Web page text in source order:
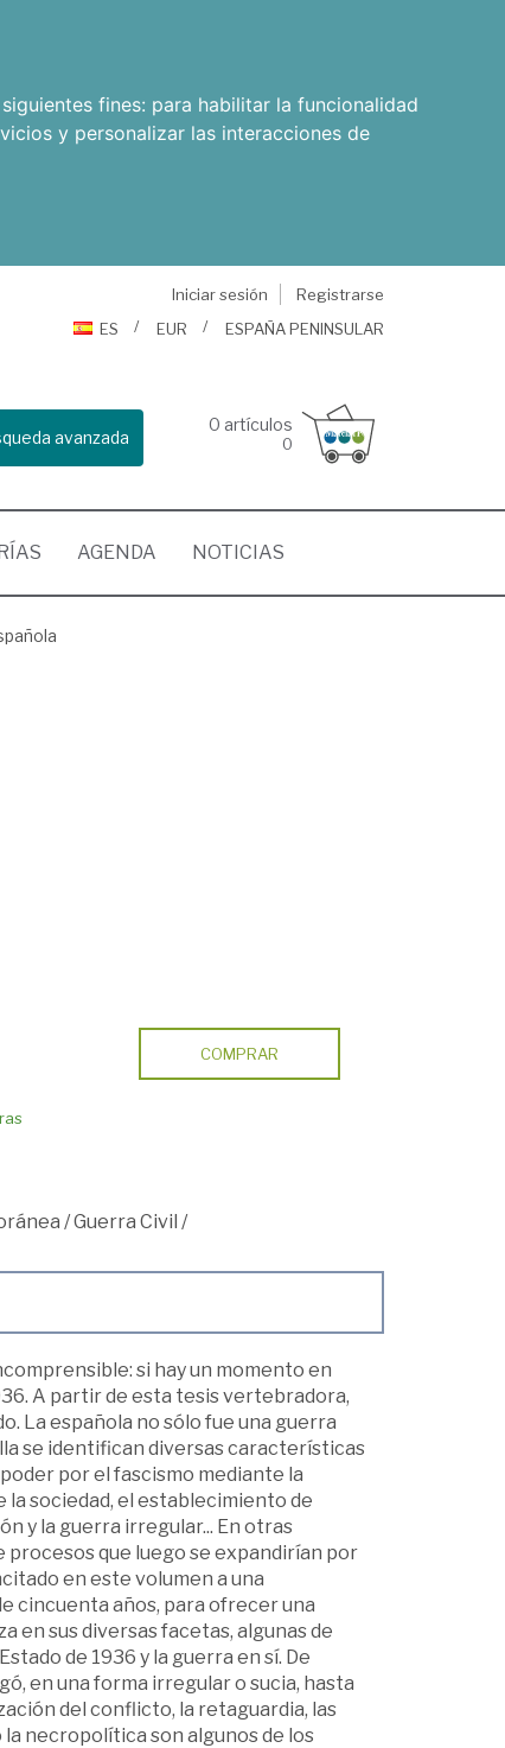
fines: para habilitar la funcionalidad
y personalizar las interacciones de
Iniciar sesión
Registrarse
ES
EUR ESPAÑA PENINSULAR
avanzada
0 artículos
0
AGENDA NOTICIAS
COMPRAR
/Guerra Civil /
si hay un momento en
A partir de esta tesis vertebradora,
La española no sólo fue una guerra
se identifican diversas características
por el fascismo mediante la
la sociedad, el establecimiento de
y la guerra irregular... En otras
procesos que luego se expandirían por
en este volumen a una
cincuenta años, para ofrecer una
en sus diversas facetas, algunas de
de 1936 y la guerra en sí. De
en una forma irregular o sucia, hasta
del conflicto, la retaguardia, las
necropolítica son algunos de los